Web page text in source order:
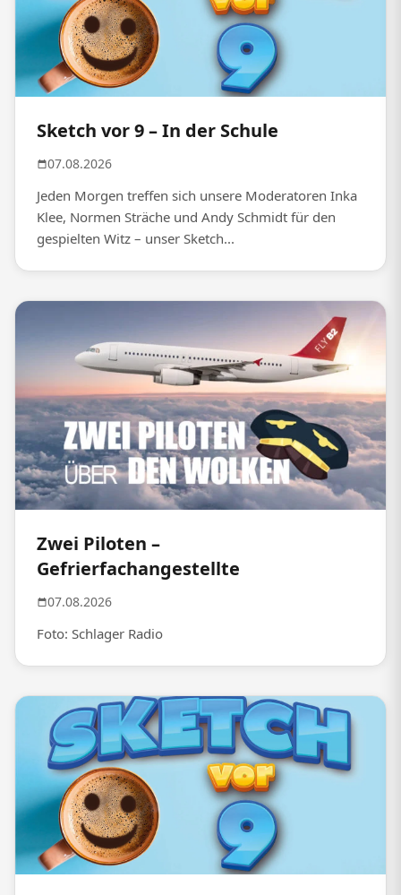
Sketch vor 9 – In der Schule
07.08.2026
Jeden Morgen treffen sich unsere Moderatoren Inka
Klee, Normen Sträche und Andy Schmidt für den
gespielten Witz – unser Sketch...
Zwei Piloten –
Gefrierfachangestellte
07.08.2026
Foto: Schlager Radio